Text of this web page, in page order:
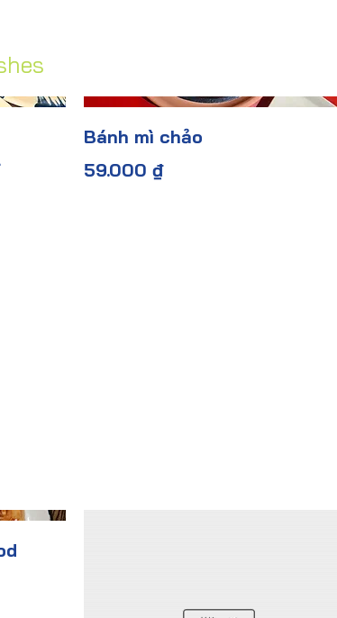
Bánh mì chảo
59.000 ₫